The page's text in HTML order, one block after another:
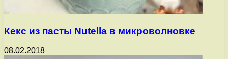
Кекс из пасты Nutella в микроволновке
08.02.2018